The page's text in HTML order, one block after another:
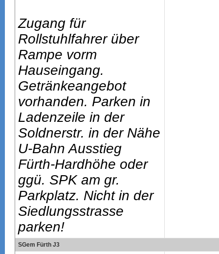
Zugang für
Rollstuhlfahrer über
Rampe vorm
Hauseingang.
Getränkeangebot
vorhanden. Parken in
Ladenzeile in der
Soldnerstr. in der Nähe
U-Bahn Ausstieg
Fürth-Hardhöhe oder
ggü. SPK am gr.
Parkplatz. Nicht in der
Siedlungsstrasse
parken!
SGem Fürth J3